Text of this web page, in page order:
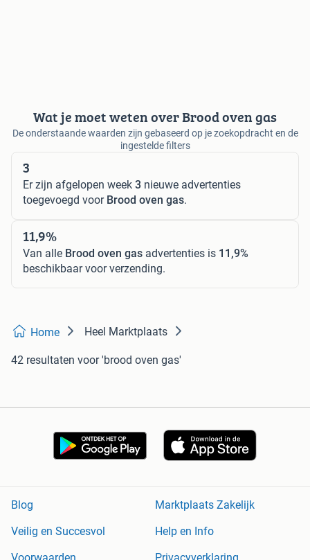
Wat je moet weten over Brood oven gas
De onderstaande waarden zijn gebaseerd op je zoekopdracht en de
ingestelde filters
3
Er zijn afgelopen week 3 nieuwe advertenties
toegevoegd voor Brood oven gas.
11,9%
Van alle Brood oven gas advertenties is 11,9%
beschikbaar voor verzending.
Home Heel Marktplaats
42 resultaten voor 'brood oven gas'
Blog
Marktplaats Zakelijk
Veilig en Succesvol
Help en Info